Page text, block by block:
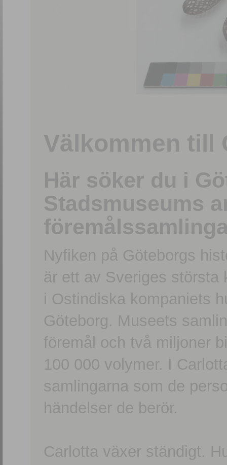
Välkommen till
Här söker du i
Stadsmuseums
Nyfiken på Göteborgs
är ett av Sveriges största
i Ostindiska kompaniets
Göteborg. Museets
föremål och två miljoner
100 000 volymer. I
samlingarna som de
händelser de berör.
Carlotta växer ständigt.